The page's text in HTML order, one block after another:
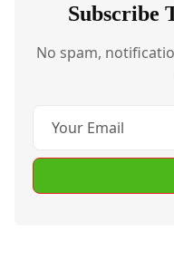
Subscribe
No spam,